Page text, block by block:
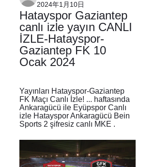
2024年1月10日
Hatayspor Gaziantep
canlı izle yayın CANLI
İZLE-Hatayspor-
Gaziantep FK 10
Ocak 2024
Yayınları Hatayspor-Gaziantep
FK Maçı Canlı İzle! ... haftasında
Ankaragücü ile Eyüpspor Canlı
izle Hatayspor Ankaragücü Bein
Sports 2 şifresiz canlı MKE .